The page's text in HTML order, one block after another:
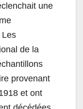
une
Les
de la
provenant
et ont